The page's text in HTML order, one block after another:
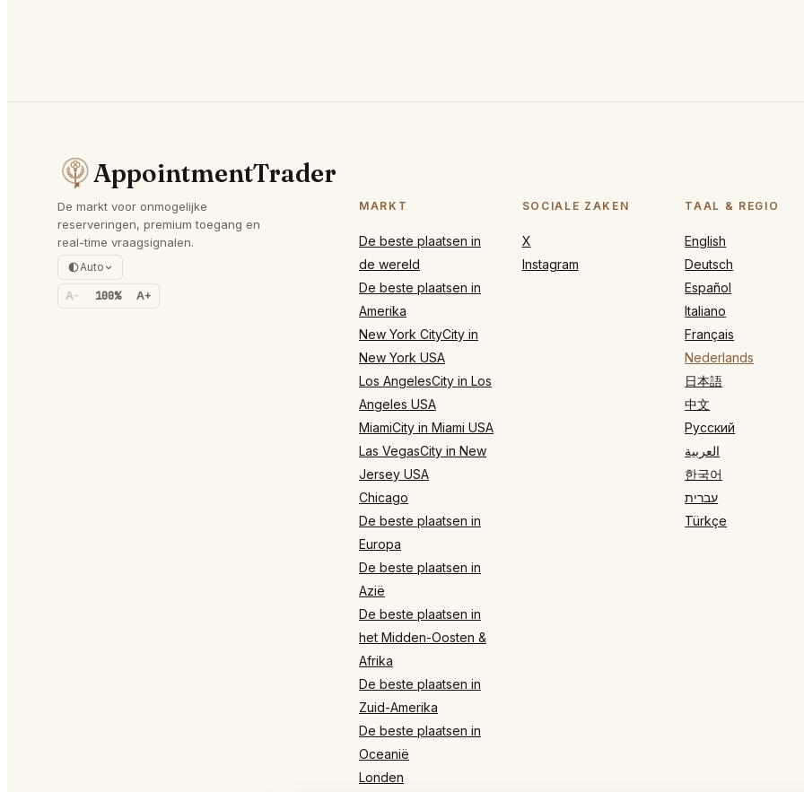
AppointmentTrader
De markt voor onmogelijke
reserveringen, premium toegang en
real-time vraagsignalen.
Auto
A- 100% A+
MARKT
De beste plaatsen in
de wereld
De beste plaatsen in
Amerika
New York CityCity in
New York USA
Los AngelesCity in Los
Angeles USA
MiamiCity in Miami USA
Las VegasCity in New
Jersey USA
Chicago
De beste plaatsen in
Europa
De beste plaatsen in
Azië
De beste plaatsen in
het Midden-Oosten &
Afrika
De beste plaatsen in
Zuid-Amerika
De beste plaatsen in
Oceanië
Londen
SOCIALE ZAKEN
X
Instagram
TAAL & REGIO
English
Deutsch
Español
Italiano
Français
Nederlands
日本語
中文
Русский
العربية
한국어
עברית
Türkçe